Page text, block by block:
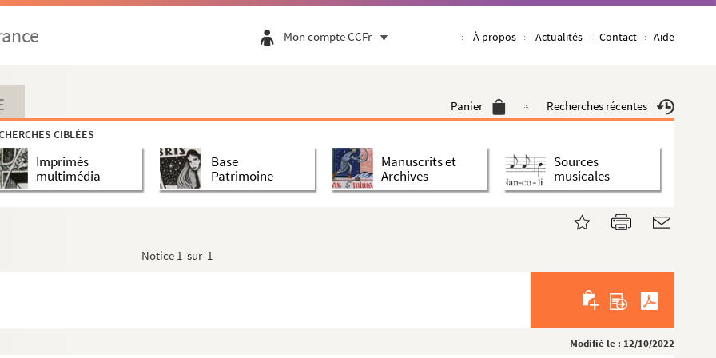
Mon compte CCFr À propos Actualités Contact Aide
Panier Recherches récentes
CIBLÉES
Imprimés
multimédia
Base
Patrimoine
Manuscrits et
Archives
Sources
musicales
Notice 1 sur 1
Modifié le : 12/10/2022
. [suivi de] A. Autheman, de l'Isle.
de-Provence